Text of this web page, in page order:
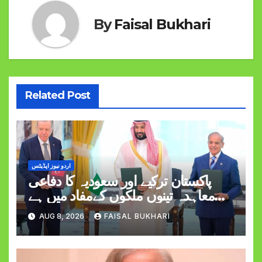
ByFaisal Bukhari
Related Post
اردو نیوز اپڈیٹس
پاکستان ترکیے اور سعودیہ کا دفاعی
معاہدہ تینوں ملکوں کےمفاد میں ہے
وزیراعظم شہبازشریف
AUG 8, 2026 FAISAL BUKHARI